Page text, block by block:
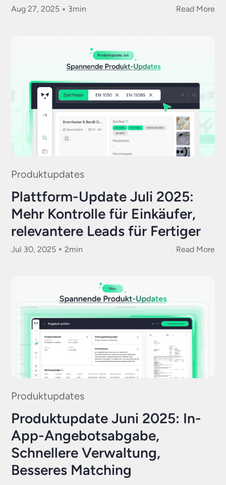
Aug 27, 2025 3min Read More
Produktupdates
Plattform-Update Juli 2025:
Mehr Kontrolle für Einkäufer,
relevantere Leads für Fertiger
Jul 30, 2025 2min Read More
Produktupdates
Produktupdate Juni 2025: In-
App-Angebotsabgabe,
Schnellere Verwaltung,
Besseres Matching